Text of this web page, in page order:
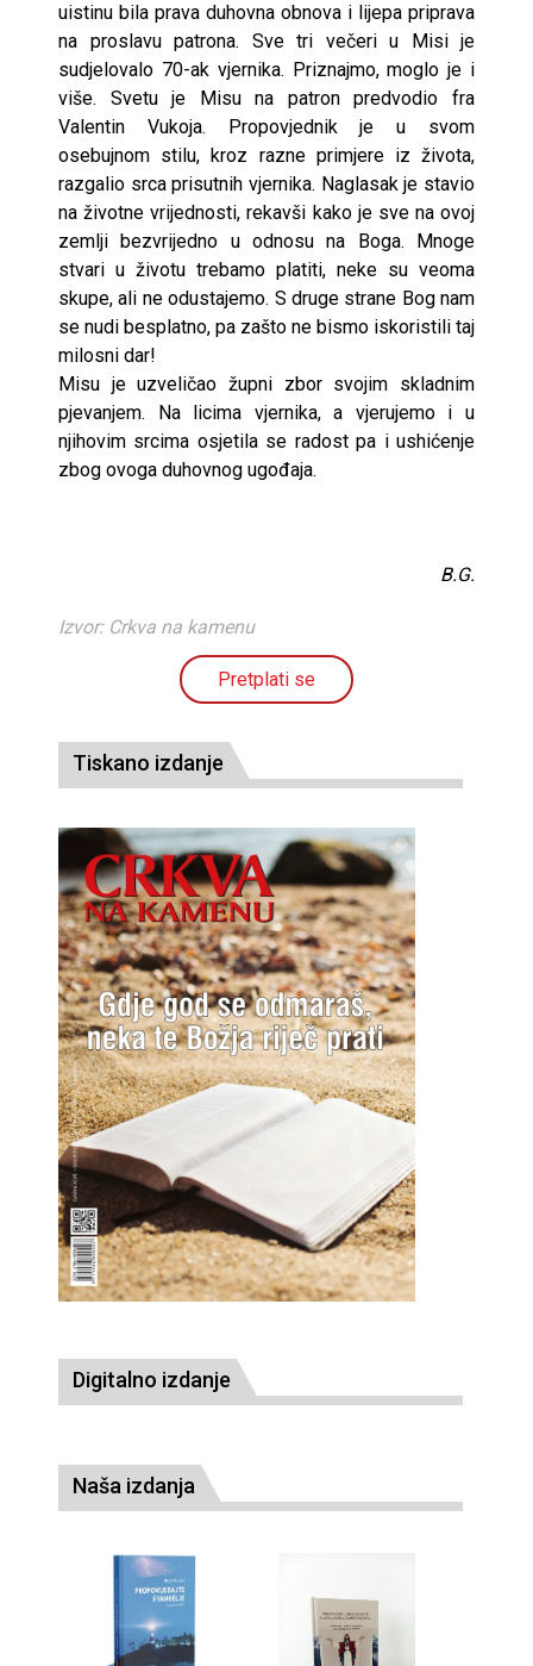
uistinu bila prava duhovna obnova i lijepa priprava
na proslavu patrona. Sve tri večeri u Misi je
sudjelovalo 70-ak vjernika. Priznajmo, moglo je i
više. Svetu je Misu na patron predvodio fra
Valentin Vukoja. Propovjednik je u svom
osebujnom stilu, kroz razne primjere iz života,
razgalio srca prisutnih vjernika. Naglasak je stavio
na životne vrijednosti, rekavši kako je sve na ovoj
zemlji bezvrijedno u odnosu na Boga. Mnoge
stvari u životu trebamo platiti, neke su veoma
skupe, ali ne odustajemo. S druge strane Bog nam
se nudi besplatno, pa zašto ne bismo iskoristili taj
milosni dar!
Misu je uzveličao župni zbor svojim skladnim
pjevanjem. Na licima vjernika, a vjerujemo i u
njihovim srcima osjetila se radost pa i ushićenje
zbog ovoga duhovnog ugođaja.
B.G.
Izvor: Crkva na kamenu
Pretplati se
Tiskano izdanje
Digitalno izdanje
Naša izdanja